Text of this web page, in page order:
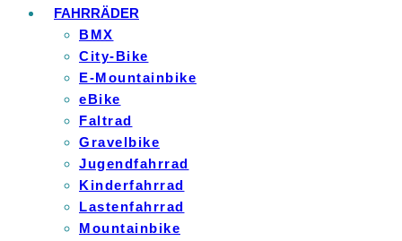
FAHRRÄDER
BMX
City-Bike
E-Mountainbike
eBike
Faltrad
Gravelbike
Jugendfahrrad
Kinderfahrrad
Lastenfahrrad
Mountainbike